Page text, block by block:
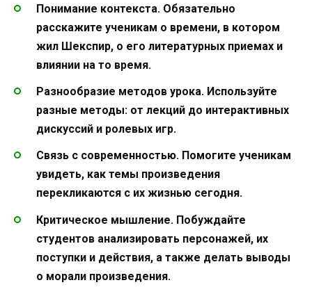
Понимание контекста. Обязательно
расскажите ученикам о времени, в котором
жил Шекспир, о его литературных приемах и
влиянии на то время.
Разнообразие методов урока. Используйте
разные методы: от лекций до интерактивных
дискуссий и ролевых игр.
Связь с современностью. Помогите ученикам
увидеть, как темы произведения
перекликаются с их жизнью сегодня.
Критическое мышление. Побуждайте
студентов анализировать персонажей, их
поступки и действия, а также делать выводы
о морали произведения.